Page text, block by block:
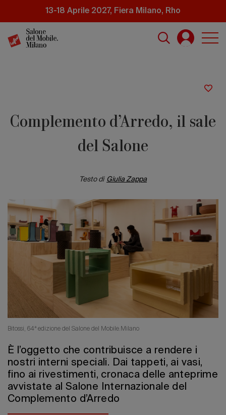
principale
13-18 Aprile 2027, Fiera Milano, Rho
Edizione
Complemento d’Arredo, il sale
del Salone
Testo di Giulia Zappa
Bitossi, 64ª edizione del Salone del Mobile.Milano
È l’oggetto che contribuisce a rendere i
nostri interni speciali. Dai tappeti, ai vasi,
fino ai rivestimenti, cronaca delle anteprime
avvistate al Salone Internazionale del
Complemento d’Arredo